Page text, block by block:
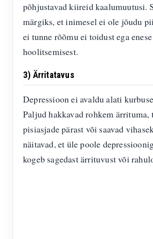
põhjustavad kiireid kaalumuutusi.
märgiks, et inimesel ei ole jõudu
ei tunne rõõmu ei toidust ega
hoolitsemisest.
3) Ärritatavus
Depressioon ei avaldu alati
Paljud hakkavad rohkem ärrituma,
pisiasjade pärast või saavad
näitavad, et üle poole
kogeb sagedast ärrituvust või